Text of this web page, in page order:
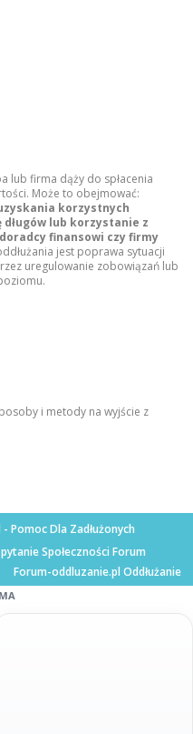
lub firma dąży do spłacenia
Może to obejmować:
korzystnych
lub korzystanie z
finansowi czy firmy
jest poprawa sytuacji
uregulowanie zobowiązań lub
i metody na wyjście z
Pomoc Dla Zadłużonych
Społeczności Forum
Forum-oddluzanie.pl Oddłużanie